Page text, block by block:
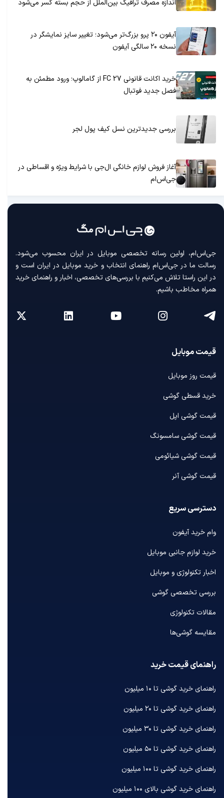
اندازه مصرف ترافیک بین‌الملل از حجم بسته کسر می‌شود
آیفون ۲۰ پرو بزرگ‌تر می‌شود؛ تغییر سایز نمایشگر در
نسخه ۲۰ سالگی آیفون
خرید اکانت قانونی FC 27 از گامالوپ؛ ورود مطمئن به
فصل جدید فوتبال
بررسی جدیدترین نسل کیف پول لجر
آغاز فروش لوازم خانگی ال‌جی با شرایط ویژه و اقساطی در
جی‌اس‌ام
جی‌اس‌ام، اولین رسانه‌ تخصصی موبایل در ایران محسوب می‌شود.
رسالت ما در جی‌اس‌ام راهنمای انتخاب و خرید موبایل در ایران است و
در این راستا تلاش می‌کنیم با بررسی‌های تخصصی، اخبار و راهنمای خرید
همراه مخاطب باشیم.
قیمت موبایل
قیمت روز موبایل
خرید قسطی گوشی
قیمت گوشی اپل
قیمت گوشی سامسونگ
قیمت گوشی شیائومی
قیمت گوشی آنر
دسترسی سریع
وام خرید آیفون
خرید لوازم جانبی موبایل
اخبار تکنولوژی و موبایل
بررسی تخصصی گوشی
مقالات تکنولوژی
مقایسه گوشی‌ها
راهنمای قیمت خرید
راهنمای خرید گوشی تا ۱۰ میلیون
راهنمای خرید گوشی تا ۲۰ میلیون
راهنمای خرید گوشی تا ۳۰ میلیون
راهنمای خرید گوشی تا ۵۰ میلیون
راهنمای خرید گوشی تا ۱۰۰ میلیون
راهنمای خرید گوشی بالای ۱۰۰ میلیون